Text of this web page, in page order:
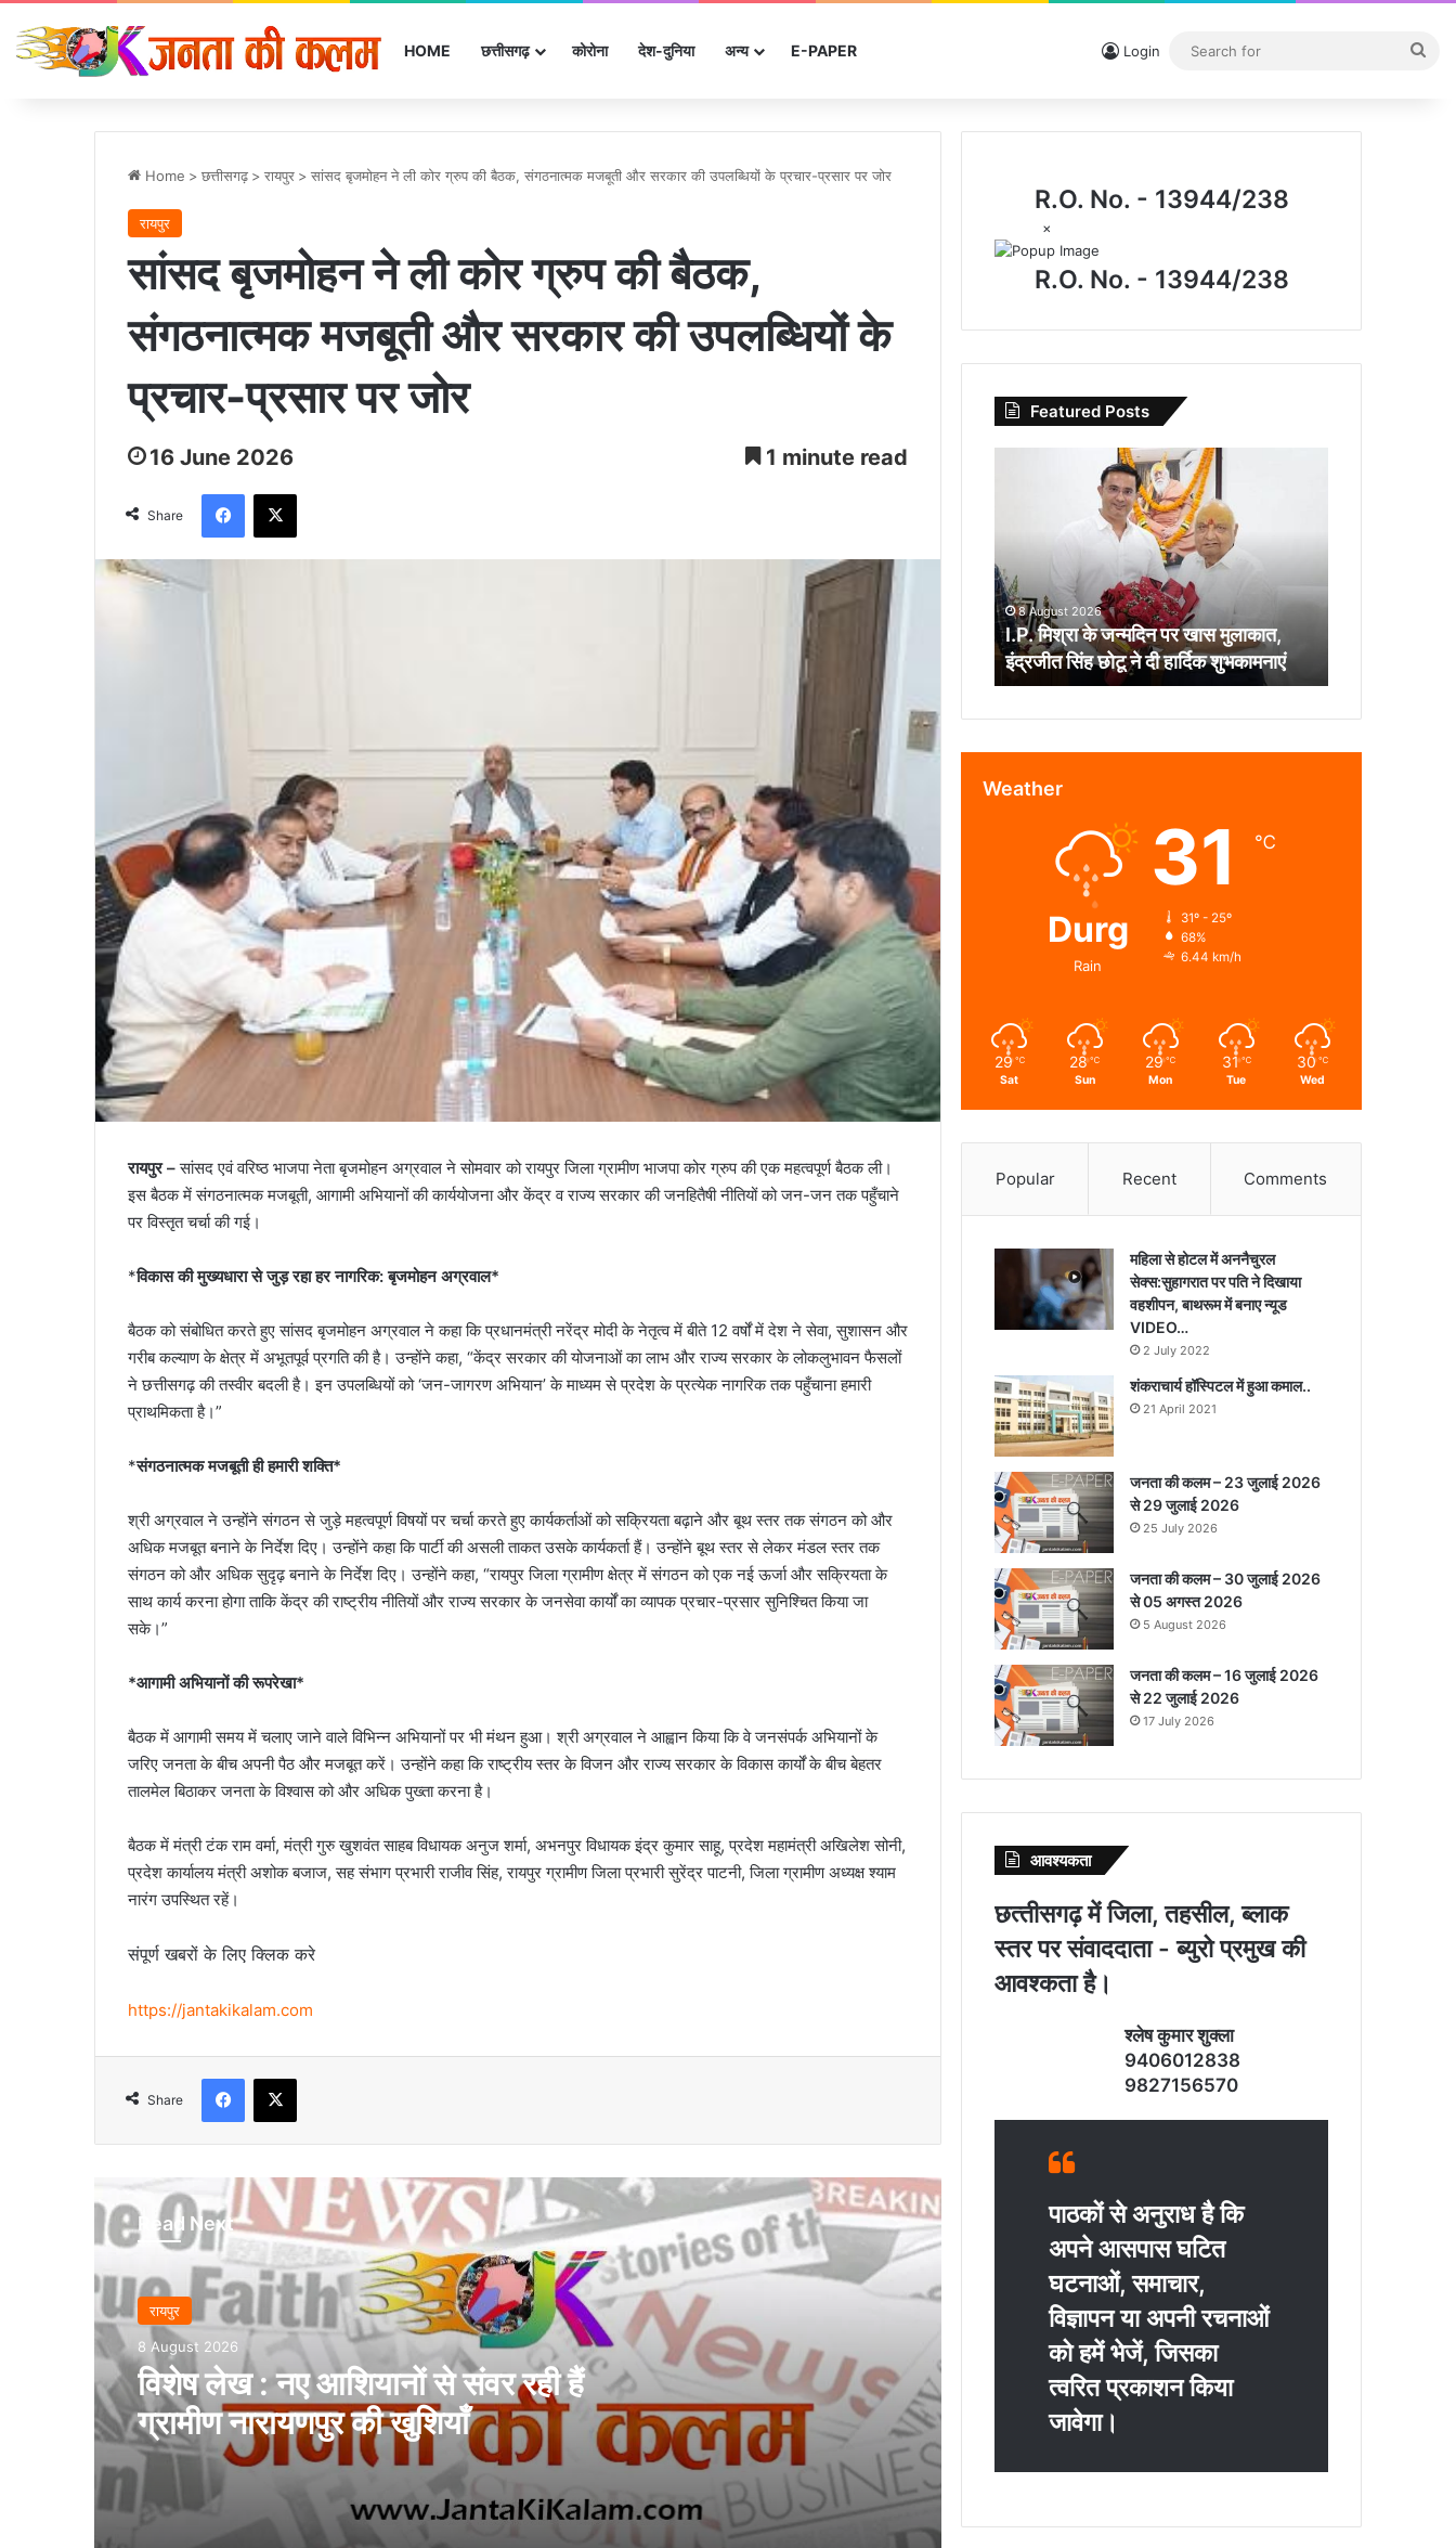
HOME छत्तीसगढ़ कोरोना देश-दुनिया अन्‍य E-PAPER Login
Home > छत्तीसगढ़ > रायपुर > सांसद बृजमोहन ने ली कोर ग्रुप की बैठक, संगठनात्मक मजबूती और सरकार की उपलब्धियों के प्रचार-प्रसार पर जोर
रायपुर
सांसद बृजमोहन ने ली कोर ग्रुप की बैठक,
संगठनात्मक मजबूती और सरकार की उपलब्धियों के
प्रचार-प्रसार पर जोर
16 June 2026 1 minute read
Share
Facebook
X
रायपुर –सांसद एवं वरिष्ठ भाजपा नेता बृजमोहन अग्रवाल ने सोमवार को रायपुर जिला ग्रामीण भाजपा कोर ग्रुप की एक महत्वपूर्ण बैठक ली।
इस बैठक में संगठनात्मक मजबूती, आगामी अभियानों की कार्ययोजना और केंद्र व राज्य सरकार की जनहितैषी नीतियों को जन-जन तक पहुँचाने
पर विस्तृत चर्चा की गई।
*विकास की मुख्यधारा से जुड़ रहा हर नागरिक: बृजमोहन अग्रवाल*
बैठक को संबोधित करते हुए सांसद बृजमोहन अग्रवाल ने कहा कि प्रधानमंत्री नरेंद्र मोदी के नेतृत्व में बीते 12 वर्षों में देश ने सेवा, सुशासन और
गरीब कल्याण के क्षेत्र में अभूतपूर्व प्रगति की है। उन्होंने कहा, “केंद्र सरकार की योजनाओं का लाभ और राज्य सरकार के लोकलुभावन फैसलों
ने छत्तीसगढ़ की तस्वीर बदली है। इन उपलब्धियों को ‘जन-जागरण अभियान’ के माध्यम से प्रदेश के प्रत्येक नागरिक तक पहुँचाना हमारी
प्राथमिकता है।”
*संगठनात्मक मजबूती ही हमारी शक्ति*
श्री अग्रवाल ने उन्होंने संगठन से जुड़े महत्वपूर्ण विषयों पर चर्चा करते हुए कार्यकर्ताओं को सक्रियता बढ़ाने और बूथ स्तर तक संगठन को और
अधिक मजबूत बनाने के निर्देश दिए। उन्होंने कहा कि पार्टी की असली ताकत उसके कार्यकर्ता हैं। उन्होंने बूथ स्तर से लेकर मंडल स्तर तक
संगठन को और अधिक सुदृढ़ बनाने के निर्देश दिए। उन्होंने कहा, “रायपुर जिला ग्रामीण क्षेत्र में संगठन को एक नई ऊर्जा और सक्रियता के
साथ कार्य करना होगा ताकि केंद्र की राष्ट्रीय नीतियों और राज्य सरकार के जनसेवा कार्यों का व्यापक प्रचार-प्रसार सुनिश्चित किया जा
सके।”
*आगामी अभियानों की रूपरेखा*
बैठक में आगामी समय में चलाए जाने वाले विभिन्न अभियानों पर भी मंथन हुआ। श्री अग्रवाल ने आह्वान किया कि वे जनसंपर्क अभियानों के
जरिए जनता के बीच अपनी पैठ और मजबूत करें। उन्होंने कहा कि राष्ट्रीय स्तर के विजन और राज्य सरकार के विकास कार्यों के बीच बेहतर
तालमेल बिठाकर जनता के विश्वास को और अधिक पुख्ता करना है।
बैठक में मंत्री टंक राम वर्मा, मंत्री गुरु खुशवंत साहब विधायक अनुज शर्मा, अभनपुर विधायक इंद्र कुमार साहू, प्रदेश महामंत्री अखिलेश सोनी,
प्रदेश कार्यालय मंत्री अशोक बजाज, सह संभाग प्रभारी राजीव सिंह, रायपुर ग्रामीण जिला प्रभारी सुरेंद्र पाटनी, जिला ग्रामीण अध्यक्ष श्याम
नारंग उपस्थित रहें।
संपूर्ण खबरों के लिए क्लिक करे
https://jantakikalam.com
Share
Facebook
X
Read Next
रायपुर
8 August 2026
विशेष लेख : नए आशियानों से संवर रही हैं
ग्रामीण नारायणपुर की खुशियाँ
श्रमिक कल्याण के क्षेत्र में नई पहचान…
अग्रवाल के सवाल पर सरकार ने बताया- देश में 42
कोसा की चमक अब वैश्विक बाजार तक : मुख्यमंत्री
ने लॉन्च किया छत्तीसगढ़ का प्रीमियम हैंडलूम ब्रांड
‘कोशल फैब’
CG News: मेदांता अस्पताल पहुंचे सांसद बृजमोहन
अग्रवाल, BJP प्रदेश अध्यक्ष किरण सिंह देव से
जाना हालचाल
जागरूक हो रहे छत्तीसगढ़ के नागरिक: राष्ट्रीय
उपभोक्ता हेल्पलाइन पर शिकायतें 20,000 के पार,
100% मामलों का हुआ सफल निवारण – बृजमोहन
राजधानी की सुरक्षा और चाक-चौबंद कानून-व्यवस्था
के लिए सांसद बृजमोहन अग्रवाल ने मुख्यमंत्री एवं
R.O. No. - 13944/238
×
R.O. No. - 13944/238
Featured Posts
खास
मुलाकात,
इंद्रजीत
सिंह
छोटू
ने
शुभकामनाएं
8 August 2026
I.P. मिश्रा के जन्मदिन पर खास मुलाकात,
इंद्रजीत सिंह छोटू ने दी हार्दिक शुभकामनाएं
Weather
Durg
Rain
31 ℃
31º - 25º
68%
6.44 km/h
29 ℃
Sat
28 ℃
Sun
29 ℃
Mon
31 ℃
Tue
30 ℃
Wed
Popular Recent Comments
महिला से होटल में अननैचुरल
सेक्स:सुहागरात पर पति ने दिखाया
वहशीपन, बाथरूम में बनाए न्यूड
VIDEO…
2 July 2022
शंकराचार्य हॉस्पिटल में हुआ कमाल..
21 April 2021
जनता की कलम – 23 जुलाई 2026
से 29 जुलाई 2026
25 July 2026
जनता की कलम – 30 जुलाई 2026
से 05 अगस्त 2026
5 August 2026
जनता की कलम – 16 जुलाई 2026
से 22 जुलाई 2026
17 July 2026
आवश्‍यकता
छत्‍तीसगढ़ में जिला, तहसील, ब्‍लाक
स्‍तर पर संवाददाता - ब्‍युरो प्रमुख की
आवश्‍कता है।
श्‍लेष कुमार शुक्‍ला
9406012838
9827156570
पाठकों से अनुराध है कि
अपने आसपास घटित
घटनाओं, समाचार,
विज्ञापन या अपनी रचनाओं
को हमें भेजें, जिसका
त्‍वरित प्रकाशन किया
जावेगा।